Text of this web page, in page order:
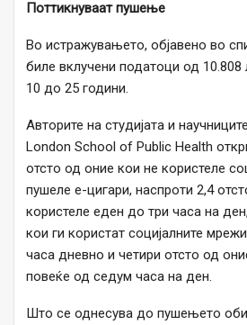
Поттикнуваат пушење
Во истражувањето, објавено во
биле вклучени податоци од 10.808
10 до 25 години.
Авторите на студијата и
London School of Public Health
отсто од оние кои не користеле
пушеле е-цигари, наспроти 2,4
користеле еден до три часа на
кои ги користат социјалните
часа дневно и четири отсто од
повеќе од седум часа на ден.
Што се однесува до пушењето